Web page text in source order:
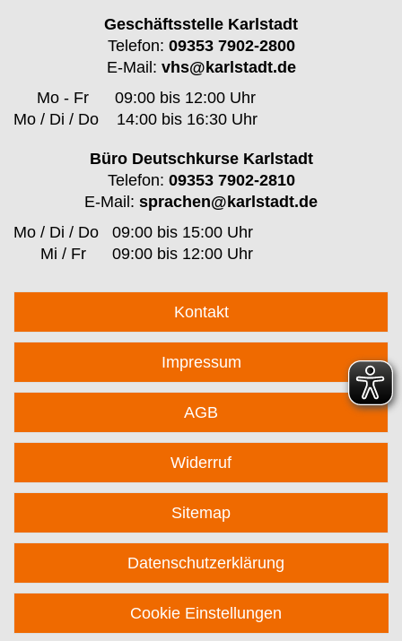
Geschäftsstelle Karlstadt
Telefon: 09353 7902-2800
E-Mail: vhs@karlstadt.de
Mo - Fr
09:00 bis 12:00 Uhr
Mo / Di / Do
14:00 bis 16:30 Uhr
Büro Deutschkurse Karlstadt
Telefon: 09353 7902-2810
E-Mail: sprachen@karlstadt.de
Mo / Di / Do 09:00 bis 15:00 Uhr
Mi / Fr
09:00 bis 12:00 Uhr
Kontakt
Impressum
AGB
Widerruf
Sitemap
Datenschutzerklärung
Cookie Einstellungen